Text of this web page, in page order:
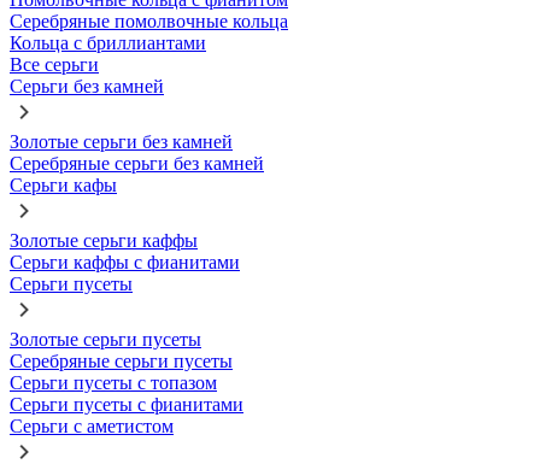
Серебряные помолвочные кольца
Кольца с бриллиантами
Все серьги
Серьги без камней
Золотые серьги без камней
Серебряные серьги без камней
Серьги кафы
Золотые серьги каффы
Серьги каффы с фианитами
Серьги пусеты
Золотые серьги пусеты
Серебряные серьги пусеты
Серьги пусеты с топазом
Серьги пусеты с фианитами
Серьги с аметистом